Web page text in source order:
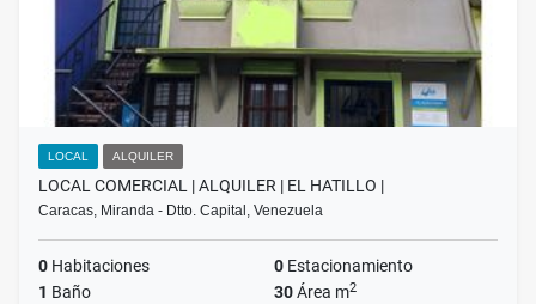
LOCAL ALQUILER
LOCAL COMERCIAL | ALQUILER | EL HATILLO |
Caracas, Miranda - Dtto. Capital, Venezuela
0 Habitaciones 0 Estacionamiento
1 Baño 30Área m2